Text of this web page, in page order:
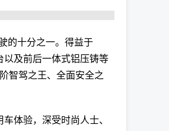
的十分之一。得益于
以及前后一体式铝压铸等
智驾之王、全面安全之
体验，深受时尚人士、